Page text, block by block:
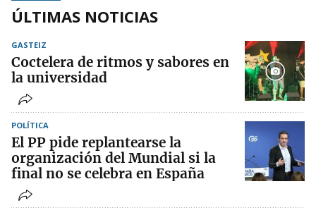
ÚLTIMAS NOTICIAS
GASTEIZ
Coctelera de ritmos y sabores en
la universidad
POLÍTICA
El PP pide replantearse la
organización del Mundial si la
final no se celebra en España